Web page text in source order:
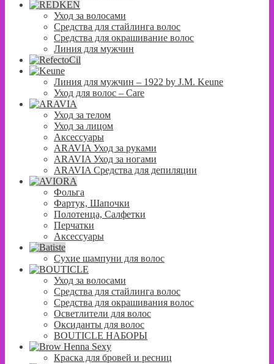
Уход за волосами
Средства для стайлинга волос
Средства для окрашивание волос
Линия для мужчин
Линия для мужчин – 1922 by J.M. Keune
Уход для волос – Сare
Уход за телом
Уход за лицом
Аксессуары
ARAVIA Уход за руками
ARAVIA Уход за ногами
ARAVIA Средства для депиляции
Фольга
Фартук, Шапочки
Полотенца, Салфетки
Перчатки
Аксессуары
Сухие шампуни для волос
Уход за волосами
Средства для стайлинга волос
Средства для окрашивания волос
Осветлители для волос
Оксиданты для волос
BOUTICLE НАБОРЫ
Краска для бровей и ресниц